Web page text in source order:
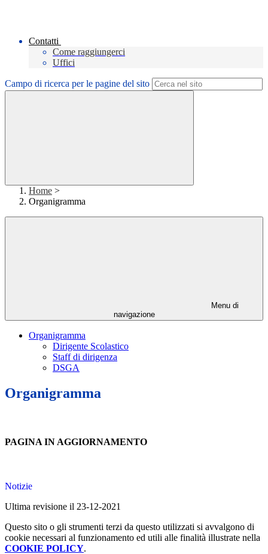
Contatti
Come raggiungerci
Uffici
Campo di ricerca per le pagine del sito
Home >
Organigramma
Menu di
navigazione
Organigramma
Dirigente Scolastico
Staff di dirigenza
DSGA
Organigramma
PAGINA IN AGGIORNAMENTO
Notizie
Ultima revisione il 23-12-2021
Questo sito o gli strumenti terzi da questo utilizzati si avvalgono di
cookie necessari al funzionamento ed utili alle finalità illustrate nella
COOKIE POLICY.